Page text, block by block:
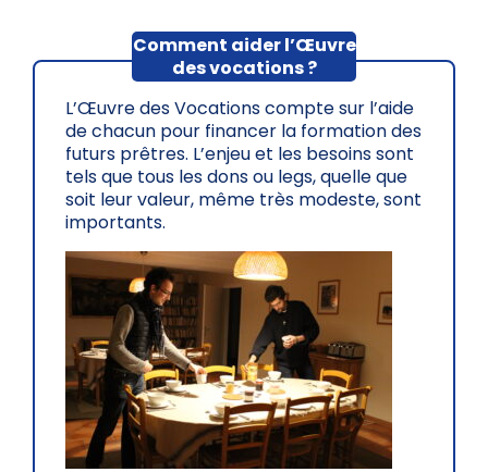
Comment aider l’Œuvre
des vocations ?
L’Œuvre des Vocations compte sur l’aide
de chacun pour financer la formation des
futurs prêtres. L’enjeu et les besoins sont
tels que tous les dons ou legs, quelle que
soit leur valeur, même très modeste, sont
importants.